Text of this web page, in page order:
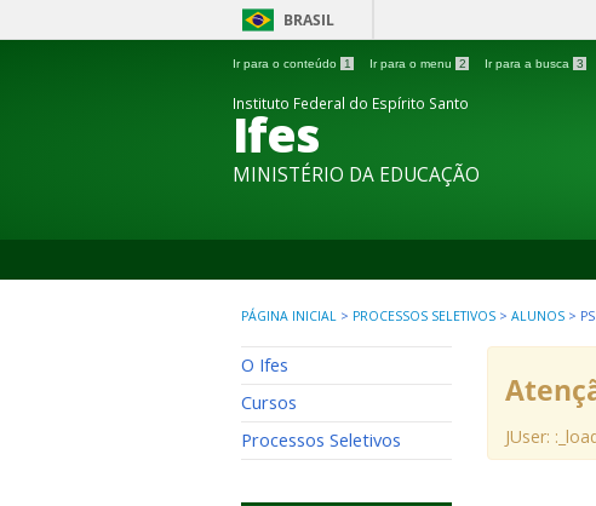
BRASIL
Ir para o conteúdo 1 Ir para o menu 2 Ir para a busca 3
Instituto Federal do Espírito Santo
Ifes
MINISTÉRIO DA EDUCAÇÃO
PÁGINA INICIAL > PROCESSOS SELETIVOS > ALUNOS >
O Ifes
Cursos
Processos Seletivos
JUser: